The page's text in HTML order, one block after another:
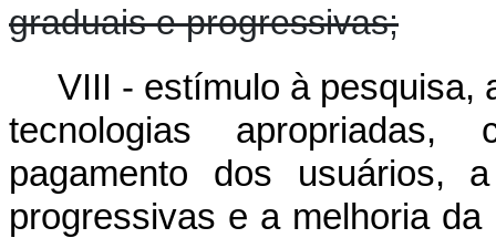
graduais e progressivas;
VIII - estímulo à pesquisa,
tecnologias
pagamento dos usuários,
progressivas e a melhoria